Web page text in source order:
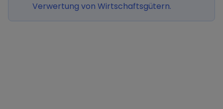
Verwertung von Wirtschaftsgütern.